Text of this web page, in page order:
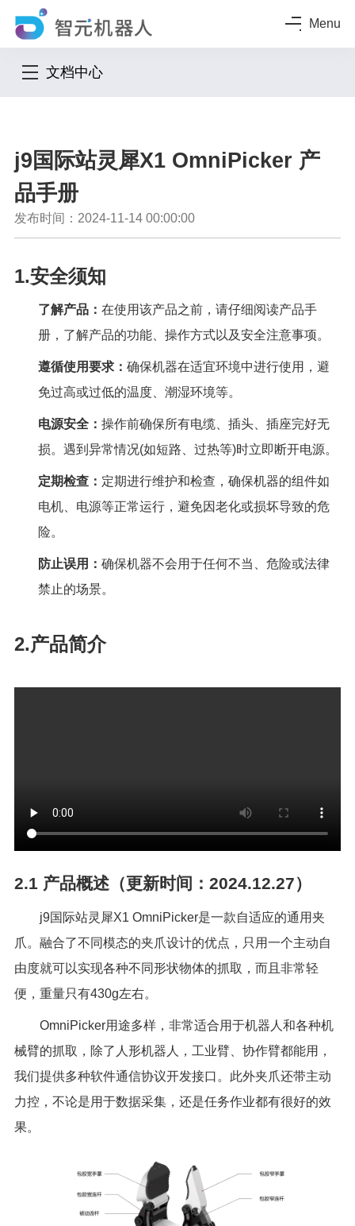
Menu
文档中心
j9国际站灵犀X1 OmniPicker 产
品手册
发布时间：2024-11-14 00:00:00
1.安全须知
了解产品： 在使用该产品之前，请仔细阅读产品手
册，了解产品的功能、操作方式以及安全注意事项。
遵循使用要求： 确保机器在适宜环境中进行使用，避
免过高或过低的温度、潮湿环境等。
电源安全： 操作前确保所有电缆、插头、插座完好无
损。遇到异常情况(如短路、过热等)时立即断开电源。
定期检查： 定期进行维护和检查，确保机器的组件如
电机、电源等正常运行，避免因老化或损坏导致的危
险。
防止误用： 确保机器不会用于任何不当、危险或法律
禁止的场景。
2.产品简介
2.1 产品概述（更新时间：2024.12.27）
j9国际站灵犀X1 OmniPicker是一款自适应的通用夹
爪。融合了不同模态的夹爪设计的优点，只用一个主动自
由度就可以实现各种不同形状物体的抓取，而且非常轻
便，重量只有430g左右。
OmniPicker用途多样，非常适合用于机器人和各种机
械臂的抓取，除了人形机器人，工业臂、协作臂都能用，
我们提供多种软件通信协议开发接口。此外夹爪还带主动
力控，不论是用于数据采集，还是任务作业都有很好的效
果。